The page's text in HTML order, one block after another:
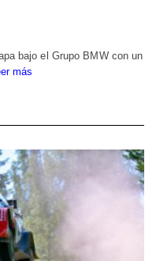
bajo el Grupo BMW con un
más